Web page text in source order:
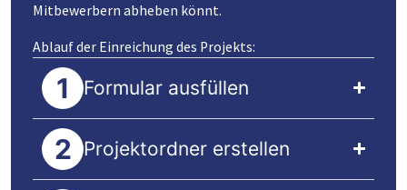
Mitbewerbern abheben könnt.
Ablauf der Einreichung des Projekts:
Formular ausfüllen
Projektordner erstellen